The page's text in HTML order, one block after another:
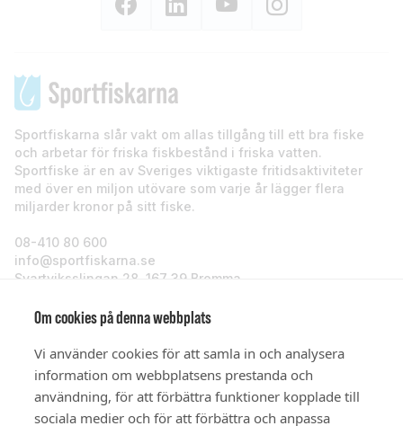
Om cookies på denna webbplats
Vi använder cookies för att samla in och analysera
information om webbplatsens prestanda och
användning, för att förbättra funktioner kopplade till
sociala medier och för att förbättra och anpassa
Sportfiskarna slår vakt om allas tillgång till ett bra fiske
och arbetar för friska fiskbestånd i friska vatten.
Sportfiske är en av Sveriges viktigaste fritidsaktiviteter
med över en miljon utövare som varje år lägger flera
miljarder kronor på sitt fiske.
08-410 80 600
info@sportfiskarna.se
Svartviksslingan 28, 167 39 Bromma
Sportfiskarna
Om oss